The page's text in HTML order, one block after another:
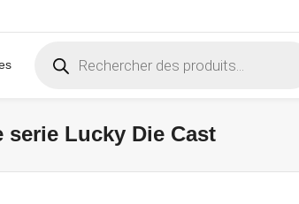
serie Lucky Die Cast